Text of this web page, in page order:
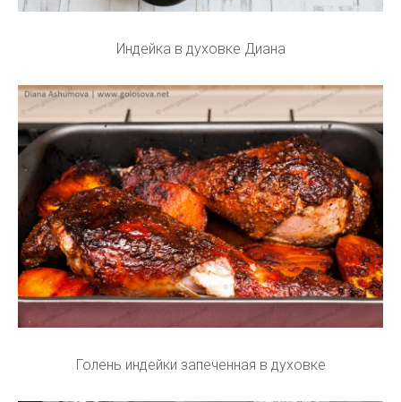
Индейка в духовке Диана
Голень индейки запеченная в духовке